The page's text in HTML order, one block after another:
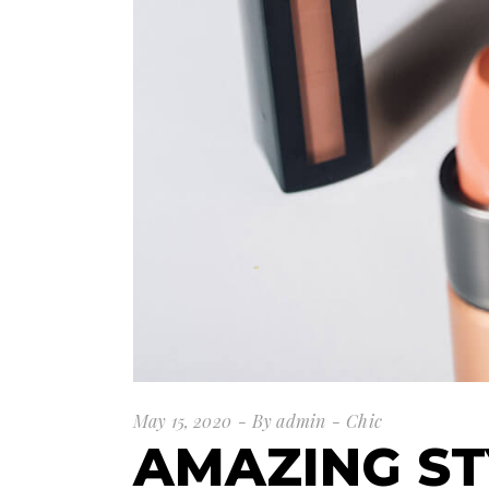
May 15, 2020 By admin Chic
AMAZING